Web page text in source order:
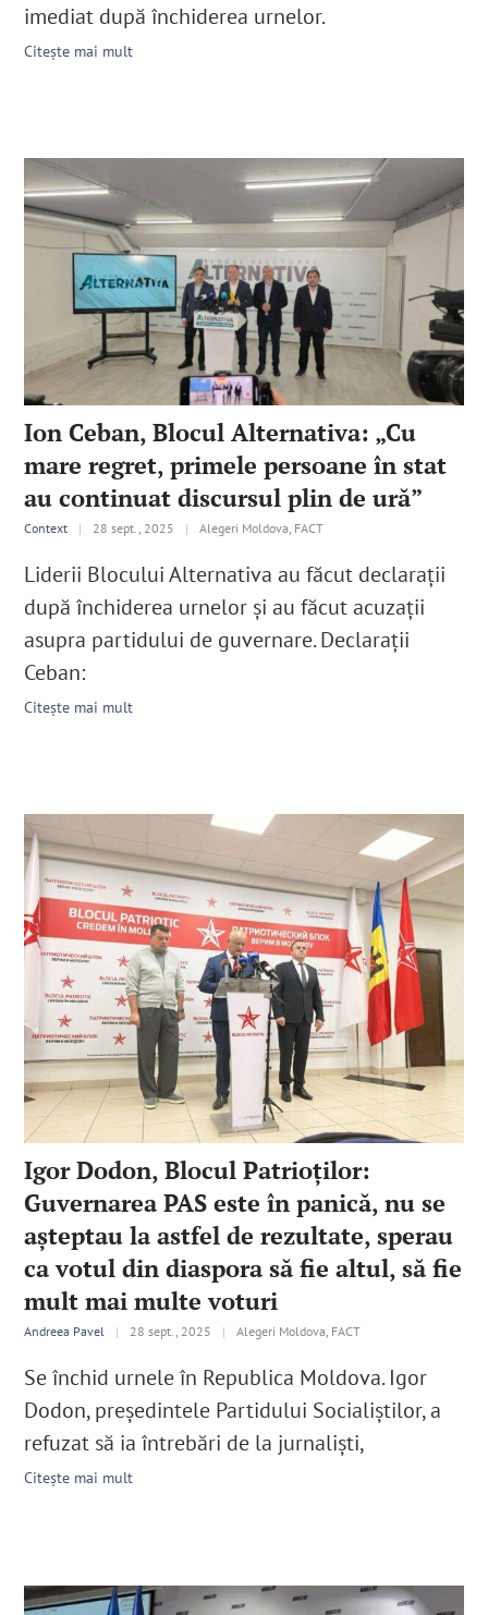
imediat după închiderea urnelor.
Citește mai mult
Ion Ceban, Blocul Alternativa: „Cu
mare regret, primele persoane în stat
au continuat discursul plin de ură”
Context | 28 sept., 2025 | Alegeri Moldova, FACT
Liderii Blocului Alternativa au făcut declarații
după închiderea urnelor și au făcut acuzații
asupra partidului de guvernare. Declarații
Ceban:
Citește mai mult
Igor Dodon, Blocul Patrioților:
Guvernarea PAS este în panică, nu se
așteptau la astfel de rezultate, sperau
ca votul din diaspora să fie altul, să fie
mult mai multe voturi
Andreea Pavel | 28 sept., 2025 | Alegeri Moldova, FACT
Se închid urnele în Republica Moldova. Igor
Dodon, președintele Partidului Socialiștilor, a
refuzat să ia întrebări de la jurnaliști,
Citește mai mult